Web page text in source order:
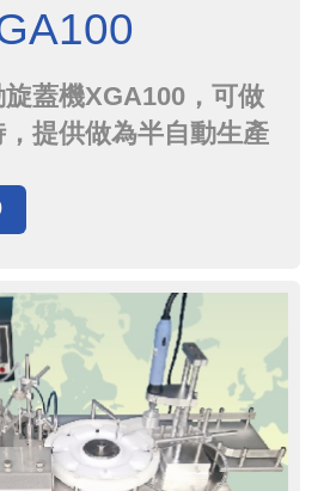
蓋機XGA100，可做
提供做為半自動生產